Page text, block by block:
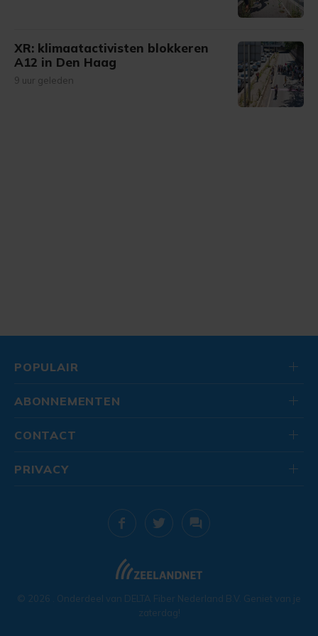
XR: klimaatactivisten blokkeren
A12 in Den Haag
9 uur geleden
POPULAIR
ABONNEMENTEN
CONTACT
© 2026 . Onderdeel van DELTA Fiber Nederland B.V. Geniet van je
zaterdag!
PRIVACY